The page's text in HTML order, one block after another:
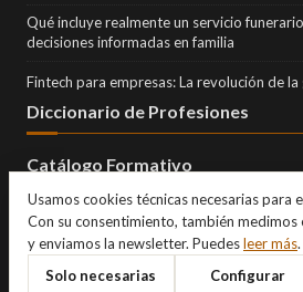
Qué incluye realmente un servicio
decisiones informadas en familia
Fintech para empresas: La revolución de
Diccionario de Profesiones
Catálogo Formativo
Usamos cookies técnicas necesarias para
Con su consentimiento, también medimos
y enviamos la newsletter. Puedesleer más.
Solo necesarias
Configurar